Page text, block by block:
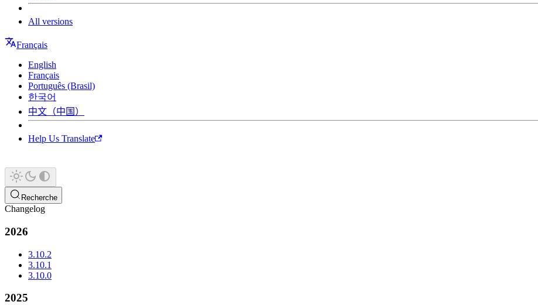
All versions
Français
English
Français
Português (Brasil)
한국어
中文（中国）
Help Us Translate
Recherche
Changelog
2026
3.10.2
3.10.1
3.10.0
2025